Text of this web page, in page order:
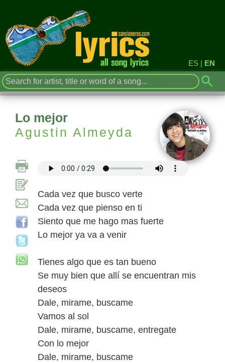
ES | EN
Lo mejor
Agustin Almeyda
Cada vez que busco verte
Cada vez que pienso en ti
Siento que me hago mas fuerte
Lo mejor ya va a venir
Tienes algo que es tan bueno
Se muy bien que allí se encuentran mis
deseos
Dale, mirame, buscame
Vamos al sol
Dale, mirame, buscame, entregate
Con lo mejor
Dale, mirame, buscame